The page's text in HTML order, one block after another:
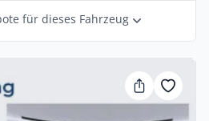
für dieses Fahrzeug